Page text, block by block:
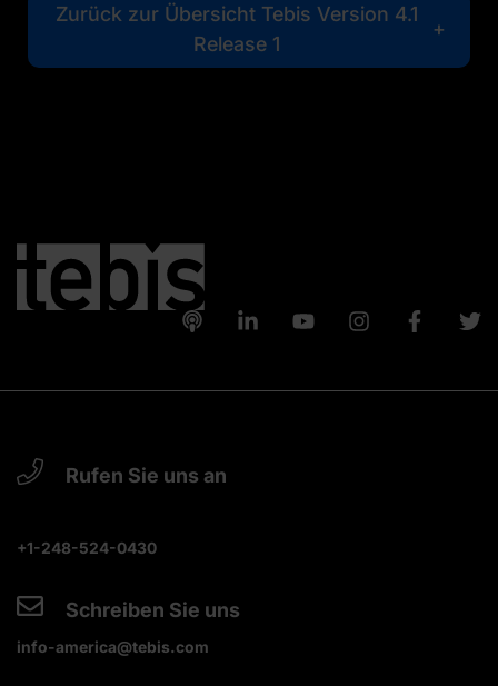
Zurück zur Übersicht Tebis Version 4.1
Release 1
Rufen Sie uns an
+1-248-524-0430
Schreiben Sie uns
info-america@tebis.com